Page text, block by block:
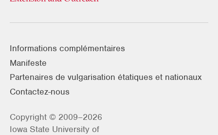
Informations complémentaires
Manifeste
Partenaires de vulgarisation étatiques et nationaux
Contactez-nous
Copyright © 2009–2026
Iowa State University of